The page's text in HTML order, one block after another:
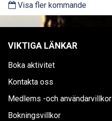
Visa fler kommande
VIKTIGA LÄNKAR
Boka aktivitet
Kontakta oss
Medlems -och användarvillkor
Bokningsvillkor